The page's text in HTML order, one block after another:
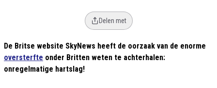
Delen met
De Britse website SkyNews heeft de oorzaak van de enorme
oversterfte onder Britten weten te achterhalen:
onregelmatige hartslag!